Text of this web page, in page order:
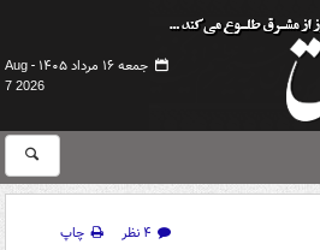
جمعه ۱۶ مرداد ۱۴۰۵ -
Aug
7 2026
۴ نظر
چاپ